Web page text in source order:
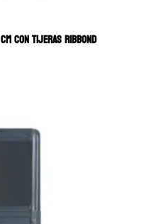
CON TIJERAS RIBBOND